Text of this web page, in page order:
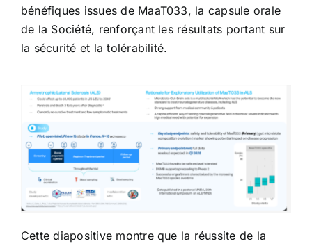
bénéfiques issues de MaaT033, la capsule orale
de la Société, renforçant les résultats portant sur
la sécurité et la tolérabilité.
Cette diapositive montre que la réussite de la